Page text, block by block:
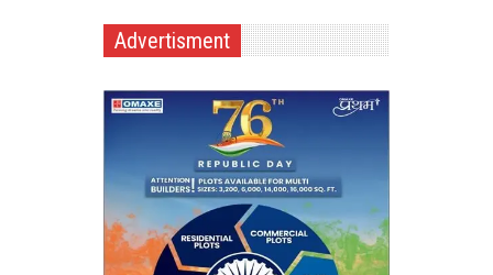
Advertisment